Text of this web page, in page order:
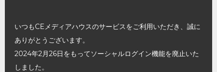
いつもCEメディアハウスのサービスをご利用いただき、誠に
ありがとうございます。
2024年2月26日をもってソーシャルログイン機能を廃止いた
しました。